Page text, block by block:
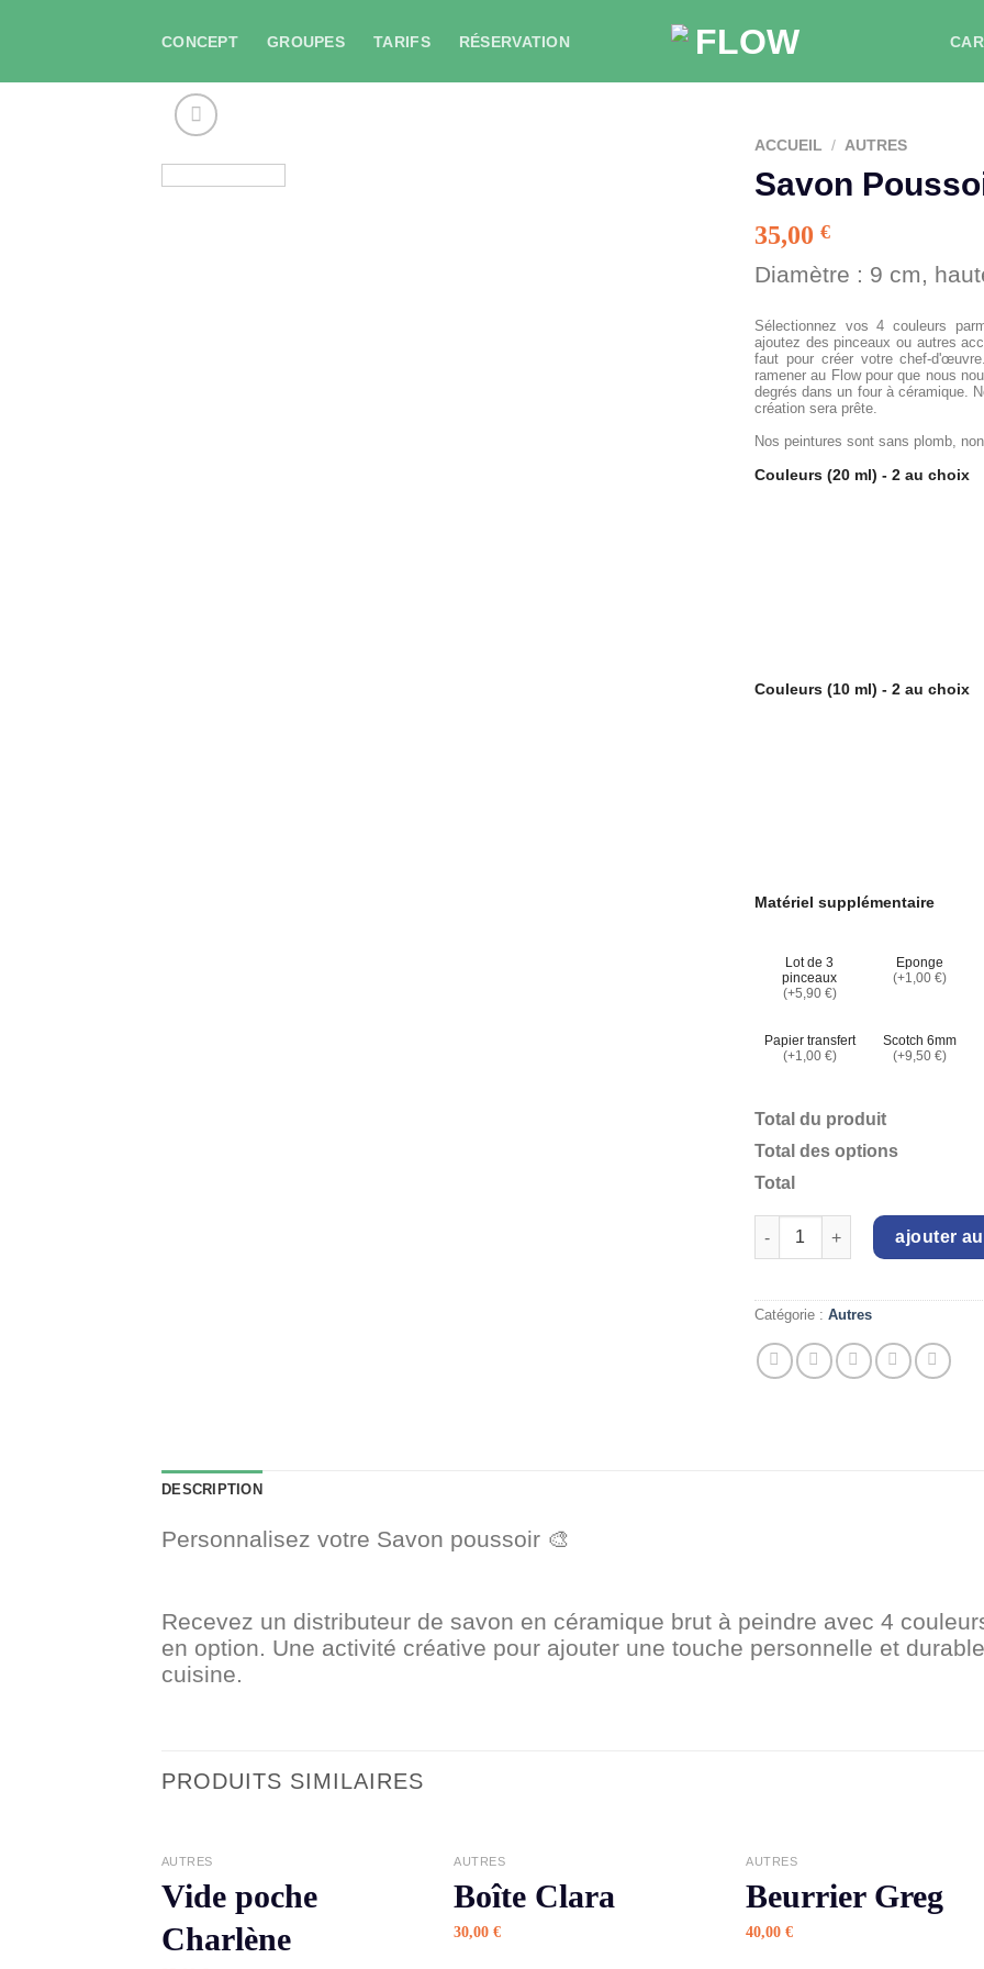
CONCEPT GROUPES TARIFS RÉSERVATION
ACCUEIL / AUTRES
Savon
35,00 €
Diamètre : 9 cm,
Sélectionnez vos 4 couleurs
ajoutez des pinceaux ou autres
faut pour créer votre chef-
ramener au Flow pour que nous
degrés dans un four à céramique.
création sera prête.
Nos peintures sont sans plomb,
Couleurs (20 ml) - 2 au choix
Couleurs (10 ml) - 2 au choix
Matériel supplémentaire
Lot de 3
pinceaux
(+5,90 €)
Eponge
(+1,00 €)
Papier transfert
(+1,00 €)
Scotch 6mm
(+9,50 €)
Total du produit
Total des options
Total
quantité de Savon Poussoir
ajouter
Catégorie : Autres
DESCRIPTION
Personnalisez votre Savon poussoir 🎨
Recevez un distributeur de savon en céramique brut à peindre avec 4
en option. Une activité créative pour ajouter une touche personnelle et
cuisine.
PRODUITS SIMILAIRES
AUTRES
Vide poche
Charlène
AUTRES
Boîte Clara
30,00€
AUTRES
Beurrier Greg
40,00€